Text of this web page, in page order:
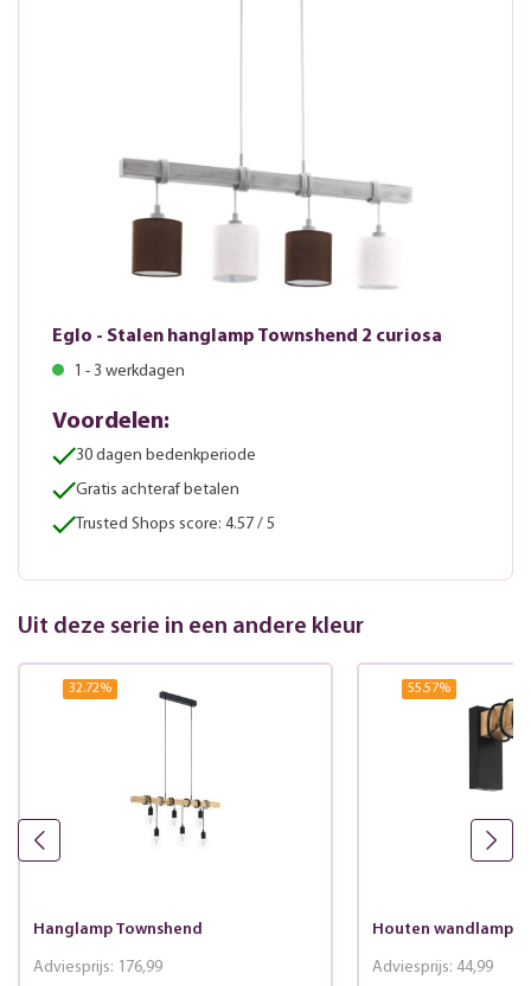
Eglo - Stalen hanglamp Townshend 2 curiosa
1 - 3 werkdagen
Voordelen:
30 dagen bedenkperiode
Gratis achteraf betalen
Trusted Shops score: 4.57 / 5
Uit deze serie in een andere kleur
32.72%
Hanglamp Townshend
Adviesprijs: 176,99
55.57%
Houten wandlamp
Adviesprijs: 44,99